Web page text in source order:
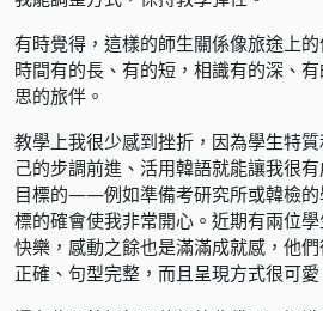
有時覺得，這樣的師生關係像旅途上
時間有的長、有的短，相識有的深、
思的旅伴。
教學上我很少感到挫折，因為學生特
己的步調前進、活用韓語就能讓我很
目標的——例如準備考研究所或韓檢的
標的確會使我非常開心。近期有兩位
快樂，感動之餘也是滿滿成就感，他
正確、句型完整，而且呈現方式很可愛